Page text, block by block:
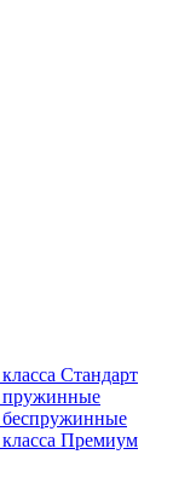
Стандарт
пружинные
беспружинные
Премиум